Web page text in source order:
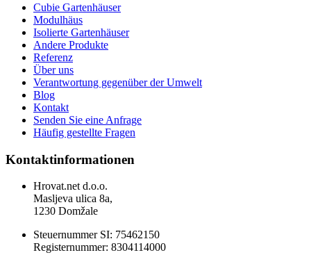
Cubie Gartenhäuser
Modulhäus
Isolierte Gartenhäuser
Andere Produkte
Referenz
Über uns
Verantwortung gegenüber der Umwelt
Blog
Kontakt
Senden Sie eine Anfrage
Häufig gestellte Fragen
Kontaktinformationen
Hrovat.net d.o.o.
Masljeva ulica 8a,
1230 Domžale
Steuernummer SI: 75462150
Registernummer: 8304114000